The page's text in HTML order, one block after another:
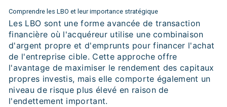
Comprendre les LBO et leur importance stratégique
Les LBO sont une forme avancée de transaction
financière où l'acquéreur utilise une combinaison
d'argent propre et d'emprunts pour financer l'achat
de l'entreprise cible. Cette approche offre
l'avantage de maximiser le rendement des capitaux
propres investis, mais elle comporte également un
niveau de risque plus élevé en raison de
l'endettement important.